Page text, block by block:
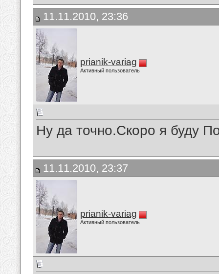
11.11.2010, 23:36
prianik-variag
Активный пользователь
Ну да точно.Скоро я буду
11.11.2010, 23:37
prianik-variag
Активный пользователь